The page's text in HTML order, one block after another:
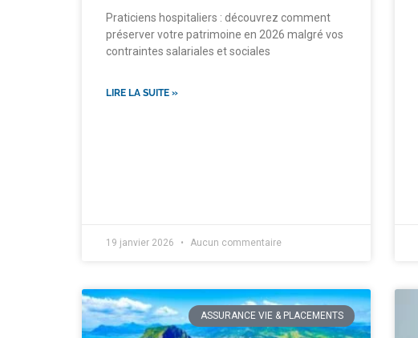
Praticiens hospitaliers : découvrez comment
préserver votre patrimoine en 2026 malgré vos
contraintes salariales et sociales
LIRE LA SUITE »
19 janvier 2026 Aucun commentaire
ASSURANCE VIE & PLACEMENTS